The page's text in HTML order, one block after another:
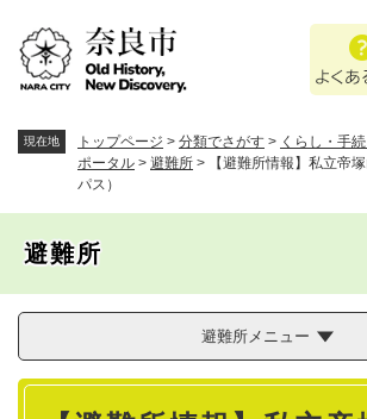
。
あ
問
現在地 トップページ > 分類でさがす > くらし・手続
ポータル > 避難所 >
【避難所情報】私立帝
パス）
避難所
避難所メニュー
本